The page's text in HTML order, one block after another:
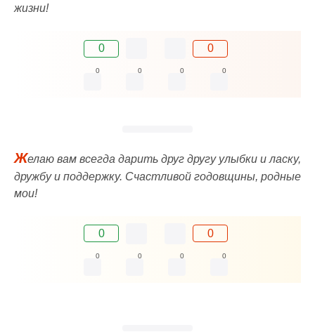
жизни!
0 0
0 0 0 0
Желаю вам всегда дарить друг другу улыбки и ласку,
дружбу и поддержку. Счастливой годовщины, родные
мои!
0 0
0 0 0 0